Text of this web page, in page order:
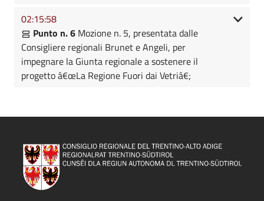
02:15:58
Punto n. 6 Mozione n. 5, presentata dalle
Consigliere regionali Brunet e Angeli, per
impegnare la Giunta regionale a sostenere il
progetto â€œLa Regione Fuori dai Vetriâ€;